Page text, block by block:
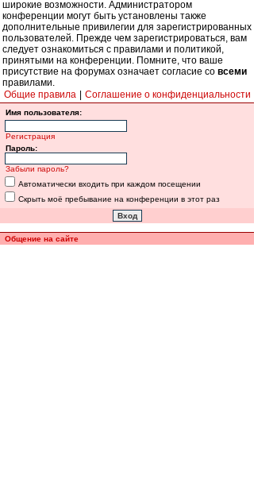
широкие возможности. Администратором
конференции могут быть установлены также
дополнительные привилегии для зарегистрированных
пользователей. Прежде чем зарегистрироваться, вам
следует ознакомиться с правилами и политикой,
принятыми на конференции. Помните, что ваше
присутствие на форумах означает согласие со всеми
правилами.
Общие правила
Соглашение о конфиденциальности
Имя пользователя:
Регистрация
Пароль:
Забыли пароль?
Автоматически входить при каждом посещении
Скрыть моё пребывание на конференции в этот раз
Общение на сайте